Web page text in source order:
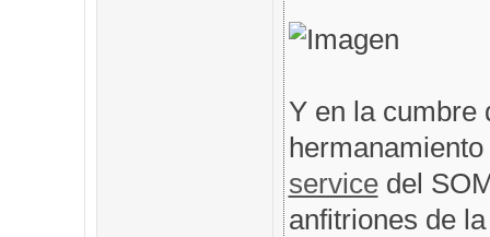
Y en la cumbre
servicedel
anfitriones de